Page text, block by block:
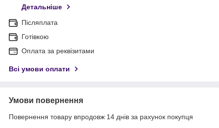
Детальніше
Післяплата
Готівкою
Оплата за реквізитами
Всі умови оплати
Умови повернення
Повернення товару впродовж 14 днів за рахунок покупця